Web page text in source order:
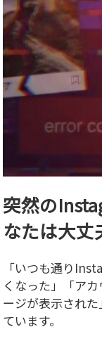
突然の
なたは大丈
「いつも通り
くなった」「ア
ージが表示され
ています。